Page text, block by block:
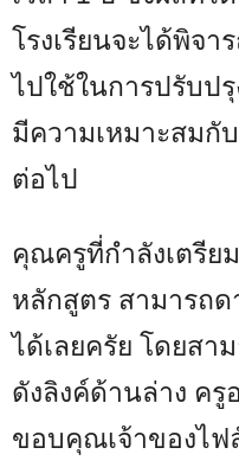
โรงเรียนจะได้พิจ
ไปใช้ในการปรับป
มีความเหมาะสมกั
ต่อไป
คุณครูที่กำลังเตรีย
หลักสูตร สามารถ
ได้เลยครัย โดยสา
ดังลิงค์ด้านล่าง ค
ขอบคุณเจ้าของไฟ